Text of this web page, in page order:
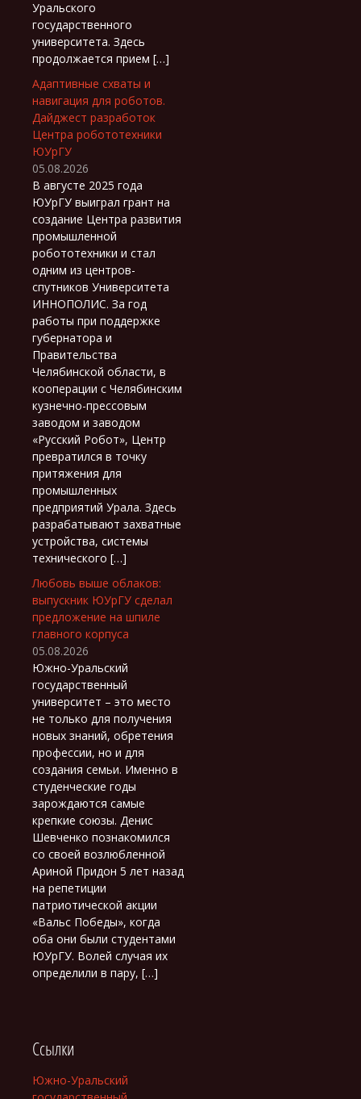
Уральского
государственного
университета. Здесь
продолжается прием […]
Адаптивные схваты и
навигация для роботов.
Дайджест разработок
Центра робототехники
ЮУрГУ
05.08.2026
В августе 2025 года
ЮУрГУ выиграл грант на
создание Центра развития
промышленной
робототехники и стал
одним из центров-
спутников Университета
ИННОПОЛИС. За год
работы при поддержке
губернатора и
Правительства
Челябинской области, в
кооперации с Челябинским
кузнечно-прессовым
заводом и заводом
«Русский Робот», Центр
превратился в точку
притяжения для
промышленных
предприятий Урала. Здесь
разрабатывают захватные
устройства, системы
технического […]
Любовь выше облаков:
выпускник ЮУрГУ сделал
предложение на шпиле
главного корпуса
05.08.2026
Южно-Уральский
государственный
университет – это место
не только для получения
новых знаний, обретения
профессии, но и для
создания семьи. Именно в
студенческие годы
зарождаются самые
крепкие союзы. Денис
Шевченко познакомился
со своей возлюбленной
Ариной Придон 5 лет назад
на репетиции
патриотической акции
«Вальс Победы», когда
оба они были студентами
ЮУрГУ. Волей случая их
определили в пару, […]
Ссылки
Южно-Уральский